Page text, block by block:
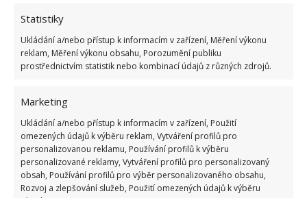
Statistiky
Ukládání a/nebo přístup k informacím v zařízení, Měření výkonu
reklam, Měření výkonu obsahu, Porozumění publiku
prostřednictvím statistik nebo kombinací údajů z různých zdrojů.
Marketing
Ukládání a/nebo přístup k informacím v zařízení, Použití
omezených údajů k výběru reklam, Vytváření profilů pro
personalizovanou reklamu, Používání profilů k výběru
personalizované reklamy, Vytváření profilů pro personalizovaný
obsah, Používání profilů pro výběr personalizovaného obsahu,
Rozvoj a zlepšování služeb, Použití omezených údajů k výběru
Architekti se snažili zkrášlit i venkovní prostředí,
které by ladili do venkovského stylu. I to se povedlo
díky zeleni, velkým kamenným deskám nahrazující
obklady, díky štěrku kolem domu, ale třeba i díky